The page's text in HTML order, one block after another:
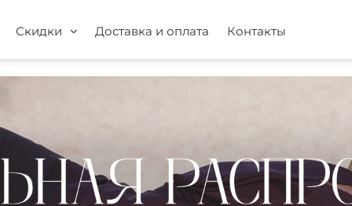
Скидки Доставка и оплата Контакты